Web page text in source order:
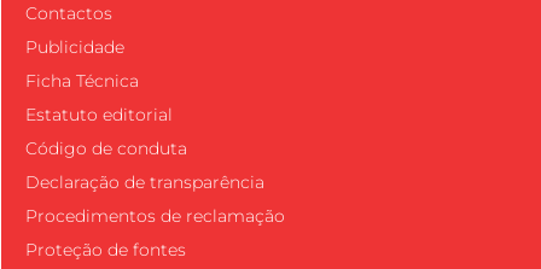
Contactos
Publicidade
Ficha Técnica
Estatuto editorial
Código de conduta
Declaração de transparência
Procedimentos de reclamação
Proteção de fontes